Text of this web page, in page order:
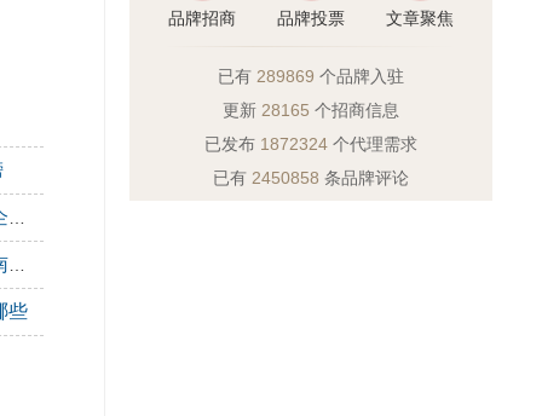
些
品牌招商 品牌投票 文章聚焦
已有 289869 个品牌入驻
更新 28165 个招商信息
已发布 1872324 个代理需求
已有 2450858 条品牌评论